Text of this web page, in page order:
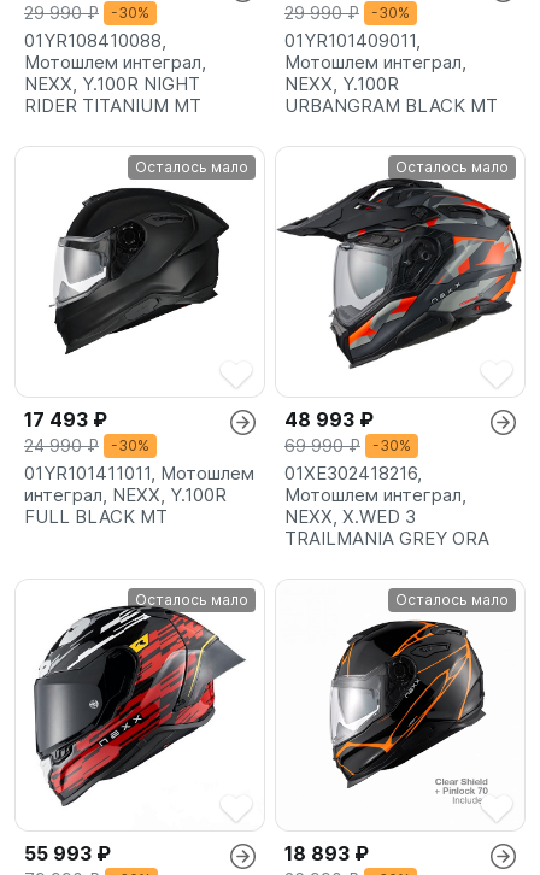
29 990 ₽ -30%
01YR108410088,
Мотошлем интеграл,
NEXX, Y.100R NIGHT
RIDER TITANIUM MT
29 990 ₽ -30%
01YR101409011,
Мотошлем интеграл,
NEXX, Y.100R
URBANGRAM BLACK MT
Осталось мало
17 493 ₽
24 990 ₽ -30%
01YR101411011, Мотошлем
интеграл, NEXX, Y.100R
FULL BLACK MT
Осталось мало
48 993 ₽
69 990 ₽ -30%
01XE302418216,
Мотошлем интеграл,
NEXX, X.WED 3
TRAILMANIA GREY ORA
Осталось мало
55 993 ₽
Осталось мало
18 893 ₽